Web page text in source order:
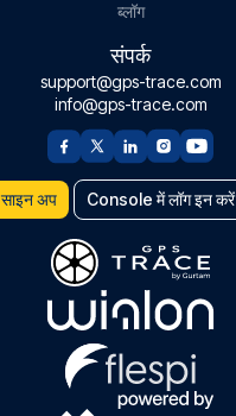
ब्लॉग
संपर्क
support@gps-trace.com
info@gps-trace.com
साइन अप Console में लॉग इन करें